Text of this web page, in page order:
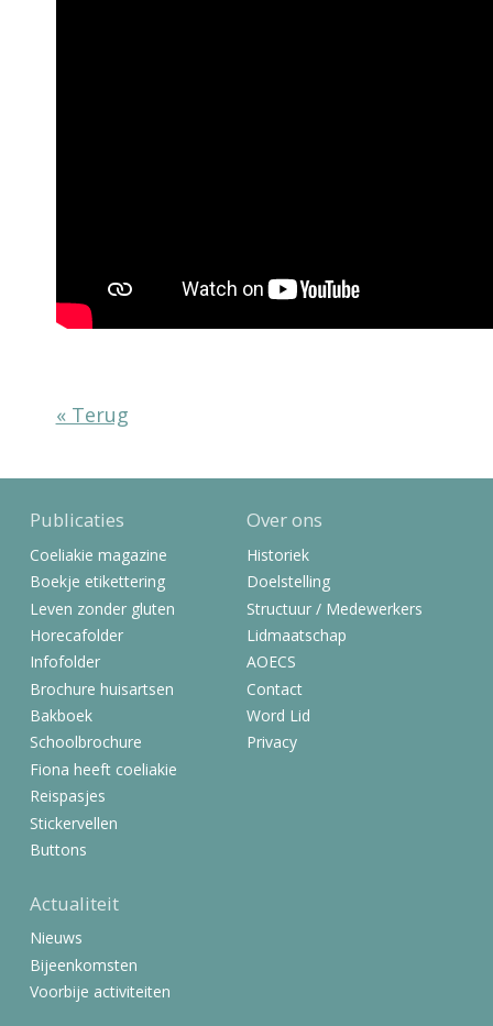
« Terug
Publicaties
Coeliakie magazine
Boekje etikettering
Leven zonder gluten
Horecafolder
Infofolder
Brochure huisartsen
Bakboek
Schoolbrochure
Fiona heeft coeliakie
Reispasjes
Stickervellen
Buttons
Over ons
Historiek
Doelstelling
Structuur / Medewerkers
Lidmaatschap
AOECS
Contact
Word Lid
Privacy
Actualiteit
Nieuws
Bijeenkomsten
Voorbije activiteiten